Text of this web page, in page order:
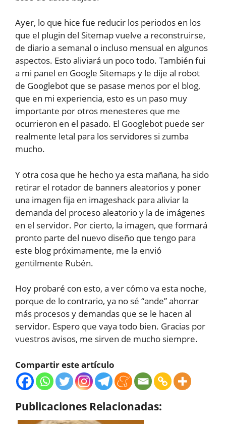
Ayer, lo que hice fue reducir los periodos en los
que el plugin del Sitemap vuelve a reconstruirse,
de diario a semanal o incluso mensual en algunos
aspectos. Esto aliviará un poco todo. También fui
a mi panel en Google Sitemaps y le dije al robot
de Googlebot que se pasase menos por el blog,
que en mi experiencia, esto es un paso muy
importante por otros menesteres que me
ocurrieron en el pasado. El Googlebot puede ser
realmente letal para los servidores si zumba
mucho.
Y otra cosa que he hecho ya esta mañana, ha sido
retirar el rotador de banners aleatorios y poner
una imagen fija en imageshack para aliviar la
demanda del proceso aleatorio y la de imágenes
en el servidor. Por cierto, la imagen, que formará
pronto parte del nuevo diseño que tengo para
este blog próximamente, me la envió
gentilmente Rubén.
Hoy probaré con esto, a ver cómo va esta noche,
porque de lo contrario, ya no sé “ande” ahorrar
más procesos y demandas que se le hacen al
servidor. Espero que vaya todo bien. Gracias por
vuestros avisos, me sirven de mucho siempre.
Compartir este artículo
Publicaciones Relacionadas: